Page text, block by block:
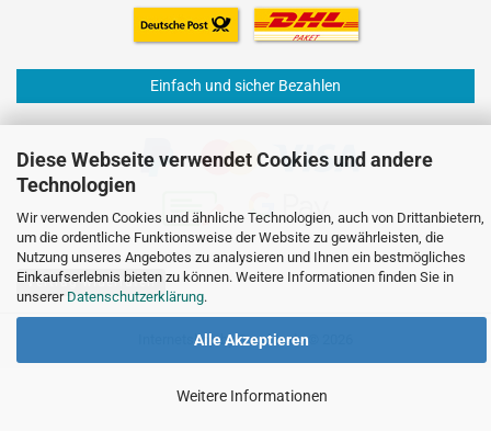
Diese Webseite verwendet Cookies und andere
Technologien
Wir verwenden Cookies und ähnliche Technologien, auch von Drittanbietern,
um die ordentliche Funktionsweise der Website zu gewährleisten, die
Nutzung unseres Angebotes zu analysieren und Ihnen ein bestmögliches
Einkaufserlebnis bieten zu können. Weitere Informationen finden Sie in
unserer Datenschutzerklärung.
Alle Akzeptieren
Weitere Informationen
Einfach und sicher Bezahlen
Vertrag widerrufen
Internetshopby Gambio.de © 2026